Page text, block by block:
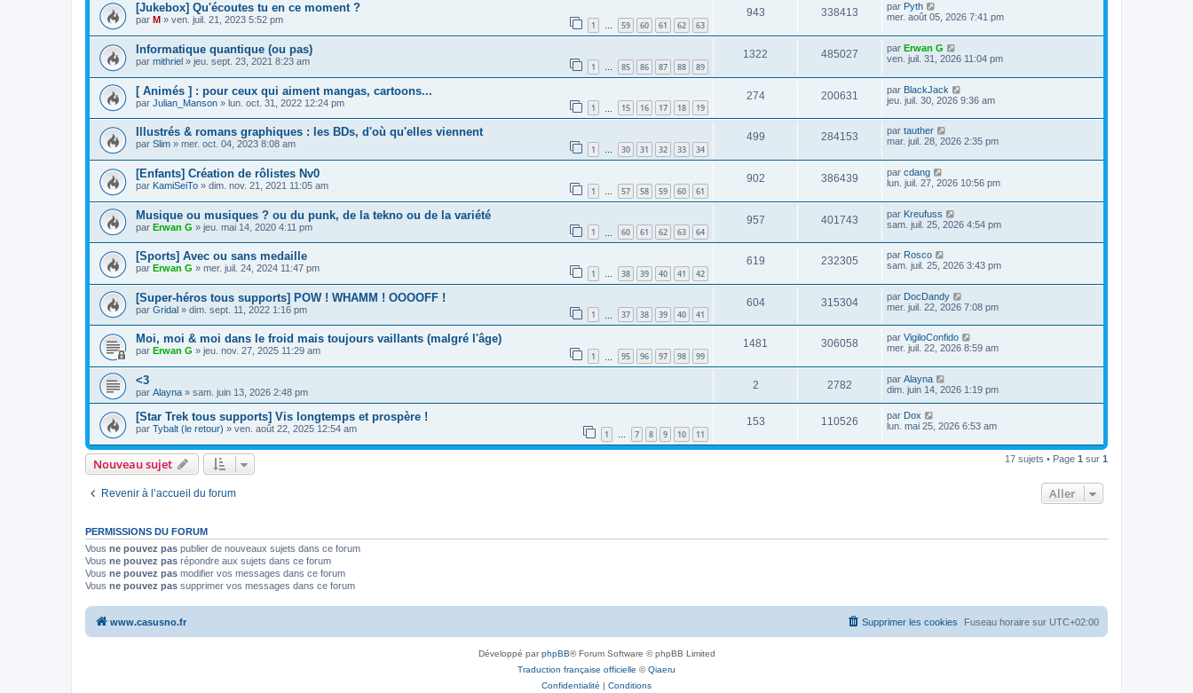
[Jukebox] Qu'écoutes tu en ce moment ?
par M » ven. juil. 21, 2023 5:52 pm 1 … 59 60 61 62 63
943 338413 par Pyth
mer. août 05, 2026 7:41 pm
Informatique quantique (ou pas)
par mithriel » jeu. sept. 23, 2021 8:23 am 1 … 85 86 87 88 89
1322 485027 par Erwan G
ven. juil. 31, 2026 11:04 pm
[ Animés ] : pour ceux qui aiment mangas, cartoons...
par Julian_Manson » lun. oct. 31, 2022 12:24 pm 1 15 16 17 18 19
274 200631 par BlackJack
jeu. juil. 30, 2026 9:36 am
Illustrés & romans graphiques : les BDs, d'où qu'elles viennent
par Slim » mer. oct. 04, 2023 8:08 am 1 … 30 31 32 33 34
499 284153 par tauther
mar. juil. 28, 2026 2:35 pm
[Enfants] Création de rôlistes Nv0
par KamiSeiTo » dim. nov. 21, 2021 11:05 am 1 … 57 58 59 60 61
902 386439 par cdang
lun. juil. 27, 2026 10:56 pm
Musique ou musiques ? ou du punk, de la tekno ou de la variété
par Erwan G » jeu. mai 14, 2020 4:11 pm 1 60 61 62 63 64
957 401743 par Kreufuss
sam. juil. 25, 2026 4:54 pm
[Sports] Avec ou sans medaille
par Erwan G » mer. juil. 24, 2024 11:47 pm 1 … 38 39 40 41 42
619 232305 par Rosco
sam. juil. 25, 2026 3:43 pm
[Super-héros tous supports] POW ! WHAMM ! OOOOFF !
par Gridal » dim. sept. 11, 2022 1:16 pm 1 37 38 39 40 41
604 315304 par DocDandy
mer. juil. 22, 2026 7:08 pm
Moi, moi & moi dans le froid mais toujours vaillants (malgré l'âge)
par Erwan G » jeu. nov. 27, 2025 11:29 am 1 95 96 97 98 99
1481 306058 par VigiloConfido
mer. juil. 22, 2026 8:59 am
<3
par Alayna » sam. juin 13, 2026 2:48 pm
2 2782 par Alayna
dim. juin 14, 2026 1:19 pm
[Star Trek tous supports] Vis longtemps et prospère !
par Tybalt (le retour) » ven. août 22, 2025 12:54 am 1 … 7 8 9 10 11
153 110526 par Dox
lun. mai 25, 2026 6:53 am
Nouveau sujet 17 sujets • Page 1 sur 1
Revenir à l’accueil du forum Aller
PERMISSIONS DU FORUM
Vous ne pouvez pas publier de nouveaux sujets dans ce forum
Vous ne pouvez pas répondre aux sujets dans ce forum
Vous ne pouvez pas modifier vos messages dans ce forum
Vous ne pouvez pas supprimer vos messages dans ce forum
www.casusno.fr Fuseau horaire sur UTC+02:00
Supprimer les cookies
Développé parphpBB® Forum Software © phpBB Limited
Traduction française officielle ©Qiaeru
Confidentialité | Conditions